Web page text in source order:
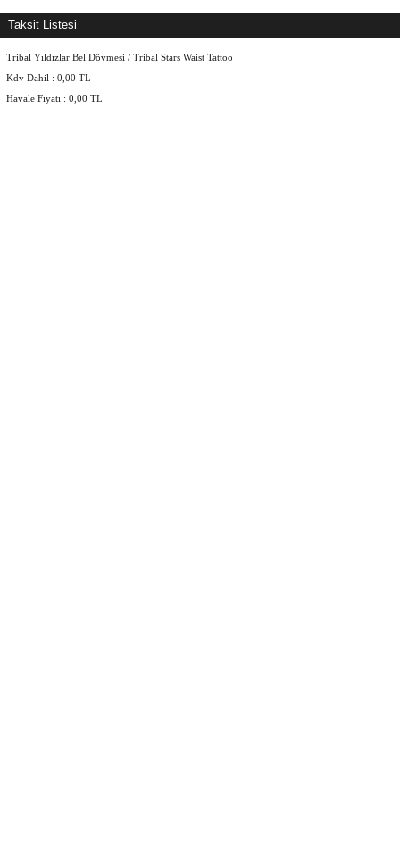
Taksit Listesi
Tribal Yıldızlar Bel Dövmesi / Tribal Stars Waist Tattoo
Kdv Dahil : 0,00 TL
Havale Fiyatı : 0,00 TL